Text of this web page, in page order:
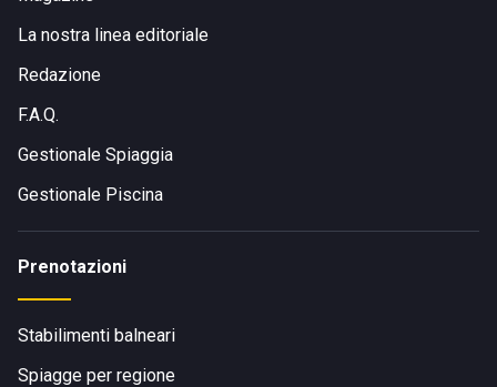
La nostra linea editoriale
Redazione
F.A.Q.
Gestionale Spiaggia
Gestionale Piscina
Prenotazioni
Stabilimenti balneari
Spiagge per regione